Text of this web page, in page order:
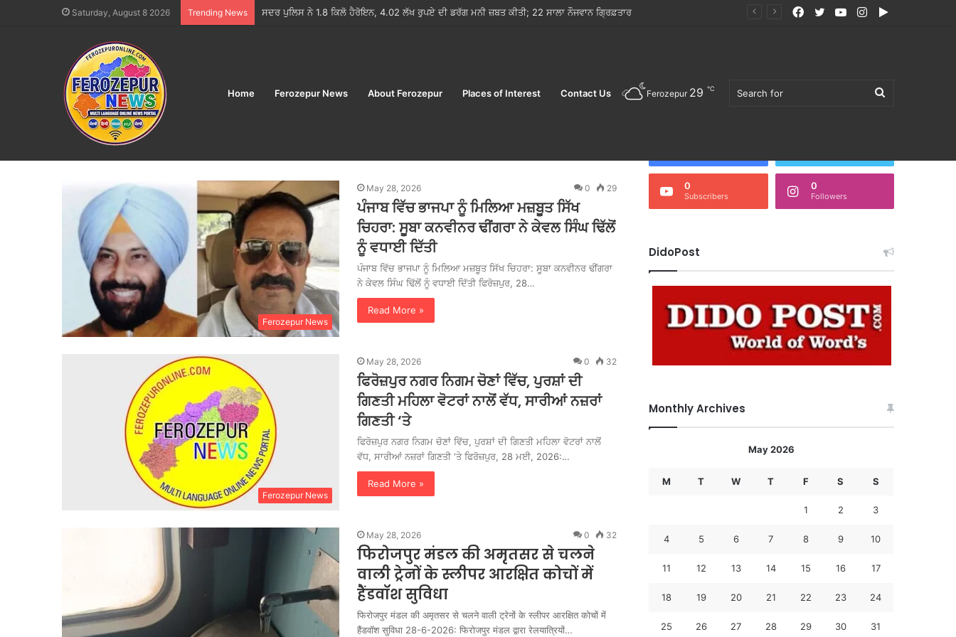
Saturday, August 8 2026 Trending News ਪਿਆਰ, ਟਕਰਾਅ ਤੇ ਨਫ਼ਰਤ ਦੀ ਦਾਸਤਾਨ ‘ਕੱਲ੍ਹਾ ਨਾ ਹੋਵੇ ਪੁੱਤ ਜੱਟ ਦਾ’ ਦਾ ਟ੍ਰੇਲਰ ਰਿਲੀਜ਼
Google
Instagram
YouTube
Twitter
Facebook
Home Ferozepur News About Ferozepur Places of Interest Contact Us Search
Ferozepur 29 ℃
Home/2026/May/ 28
Day:May 28, 2026
Ferozepur News
May 28, 2026 0 29
ਪੰਜਾਬ ਵਿੱਚ ਭਾਜਪਾ ਨੂੰ ਮਿਲਿਆ ਮਜ਼ਬੂਤ ​​ਸਿੱਖ
ਚਿਹਰਾ: ਸੂਬਾ ਕਨਵੀਨਰ ਢੀਂਗਰਾ ਨੇ ਕੇਵਲ ਸਿੰਘ ਢਿੱਲੋਂ
ਨੂੰ ਵਧਾਈ ਦਿੱਤੀ
ਪੰਜਾਬ ਵਿੱਚ ਭਾਜਪਾ ਨੂੰ ਮਿਲਿਆ ਮਜ਼ਬੂਤ ​​ਸਿੱਖ ਚਿਹਰਾ: ਸੂਬਾ ਕਨਵੀਨਰ ਢੀਂਗਰਾ
ਨੇ ਕੇਵਲ ਸਿੰਘ ਢਿੱਲੋਂ ਨੂੰ ਵਧਾਈ ਦਿੱਤੀ ਫਿਰੋਜ਼ਪੁਰ, 28…
Read More »
Ferozepur News
May 28, 2026 0 32
ਫਿਰੋਜ਼ਪੁਰ ਨਗਰ ਨਿਗਮ ਚੋਣਾਂ ਵਿੱਚ, ਪੁਰਸ਼ਾਂ ਦੀ
ਗਿਣਤੀ ਮਹਿਲਾ ਵੋਟਰਾਂ ਨਾਲੋਂ ਵੱਧ, ਸਾਰੀਆਂ ਨਜ਼ਰਾਂ
ਗਿਣਤੀ ‘ਤੇ
ਫਿਰੋਜ਼ਪੁਰ ਨਗਰ ਨਿਗਮ ਚੋਣਾਂ ਵਿੱਚ, ਪੁਰਸ਼ਾਂ ਦੀ ਗਿਣਤੀ ਮਹਿਲਾ ਵੋਟਰਾਂ ਨਾਲੋਂ
ਵੱਧ, ਸਾਰੀਆਂ ਨਜ਼ਰਾਂ ਗਿਣਤੀ ‘ਤੇ ਫਿਰੋਜ਼ਪੁਰ, 28 ਮਈ, 2026:…
Read More »
May 28, 2026 0 32
फिरोजपुर मंडल की अमृतसर से चलने
वाली ट्रेनों के स्लीपर आरक्षित कोचों में
हैंडवॉश सुविधा
फिरोजपुर मंडल की अमृतसर से चलने वाली ट्रेनों के स्लीपर आरक्षित कोचों में
हैंडवॉश सुविधा 28-6-2026: फिरोजपुर मंडल द्वारा रेलयात्रियों…
Follow Us
0
Subscribers
0
Followers
DidoPost
Monthly Archives
May 2026
M T W T F S S
1 2 3
4 5 6 7 8 9 10
11 12 13 14 15 16 17
18 19 20 21 22 23 24
25 26 27 28 29 30 31